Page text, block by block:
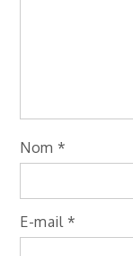
Nom *
E-mail *